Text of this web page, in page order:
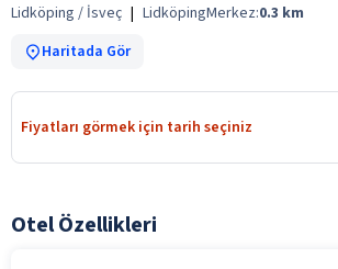
Lidköping / İsveç | LidköpingMerkez:0.3 km
Haritada Gör
Fiyatları görmek için tarih seçiniz
Otel Özellikleri